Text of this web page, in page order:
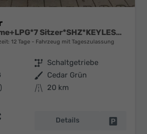
Extreme Extreme+LPG*7 Sitzer*SHZ*KEYLESS*CAM*ALU
12 Tage Fahrzeug mit Tageszulassung
Getriebe Schaltgetriebe
Außenfarbe Cedar Grün
Kilometerstand
20 km
Details